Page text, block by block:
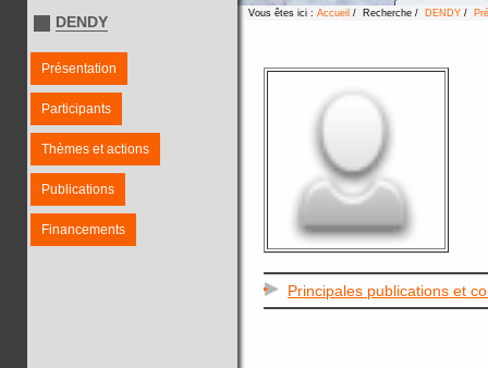
DENDY
Présentation
Participants
Thèmes et actions
Publications
Financements
Vous êtes ici : Accueil / Recherche / DENDY /
Principales publications et